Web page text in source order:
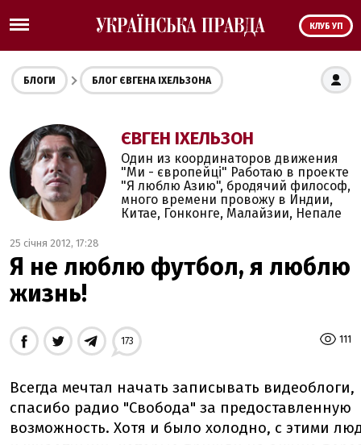
КЛУБ УП
БЛОГИ БЛОГ ЄВГЕНА ІХЕЛЬЗОНА
ЄВГЕН ІХЕЛЬЗОН
Один из координаторов движения
"Ми - європейці" Работаю в проекте
"Я люблю Азию", бродячий философ,
много времени провожу в Индии,
Китае, Гонконге, Малайзии, Непале
25 січня 2012, 17:28
Я не люблю футбол, я люблю
жизнь!
111
173
Всегда мечтал начать записывать видеоблоги,
спасибо радио "Свобода" за предоставленную
возможность. Хотя и было холодно, с этими